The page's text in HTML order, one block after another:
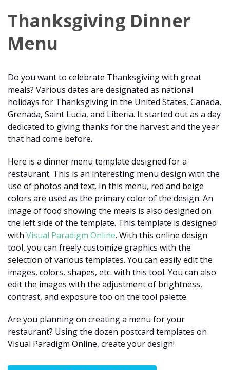
Thanksgiving Dinner
Menu
Do you want to celebrate Thanksgiving with great
meals? Various dates are designated as national
holidays for Thanksgiving in the United States, Canada,
Grenada, Saint Lucia, and Liberia. It started out as a day
dedicated to giving thanks for the harvest and the year
that had come before.
Here is a dinner menu template designed for a
restaurant. This is an interesting menu design with the
use of photos and text. In this menu, red and beige
colors are used as the primary color of the design. An
image of food showing the meals is also designed on
the left side of the template. This template is designed
with Visual Paradigm Online. With this online design
tool, you can freely customize graphics with the
selection of various templates. You can easily edit the
images, colors, shapes, etc. with this tool. You can also
edit the images with the adjustment of brightness,
contrast, and exposure too on the tool palette.
Are you planning on creating a menu for your
restaurant? Using the dozen postcard templates on
Visual Paradigm Online, create your design!